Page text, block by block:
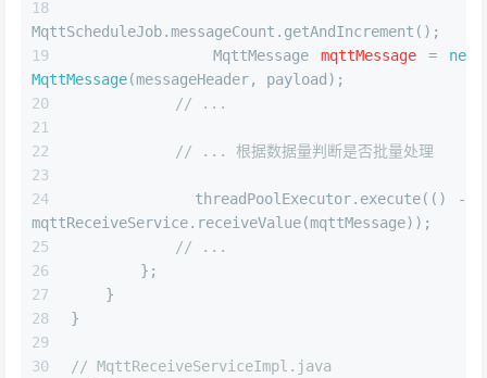
MqttScheduleJob.messageCount.getAndIncrement();
MqttMessage
mqttMessage =
new
MqttMessage(messageHeader, payload);
// ...
// ... 根据数据量判断是否批量处理
            threadPoolExecutor.execute(() ->
mqttReceiveService.receiveValue(mqttMessage));
// ...
        };
    }
}
// MqttReceiveServiceImpl.java